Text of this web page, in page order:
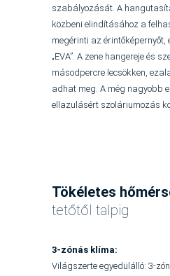
szabályozását. A
közbeni elindításához a
megérinti az érintőképernyőt,
„EVA”. A zene hangereje és
másodpercre lecsökken,
adhat meg. A még nagyobb
ellazulásért szoláriumozás
Tökéletes
tetőtől talpig
3-zónás klíma:
Világszerte egyedülálló: 3-